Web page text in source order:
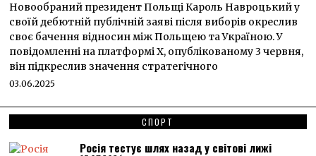
Новообраний президент Польщі Кароль Навроцький у
своїй дебютній публічній заяві після виборів окреслив
своє бачення відносин між Польщею та Україною. У
повідомленні на платформі X, опублікованому 3 червня,
він підкреслив значення стратегічного
03.06.2025
СПОРТ
Росія тестує шлях назад у світові лижі